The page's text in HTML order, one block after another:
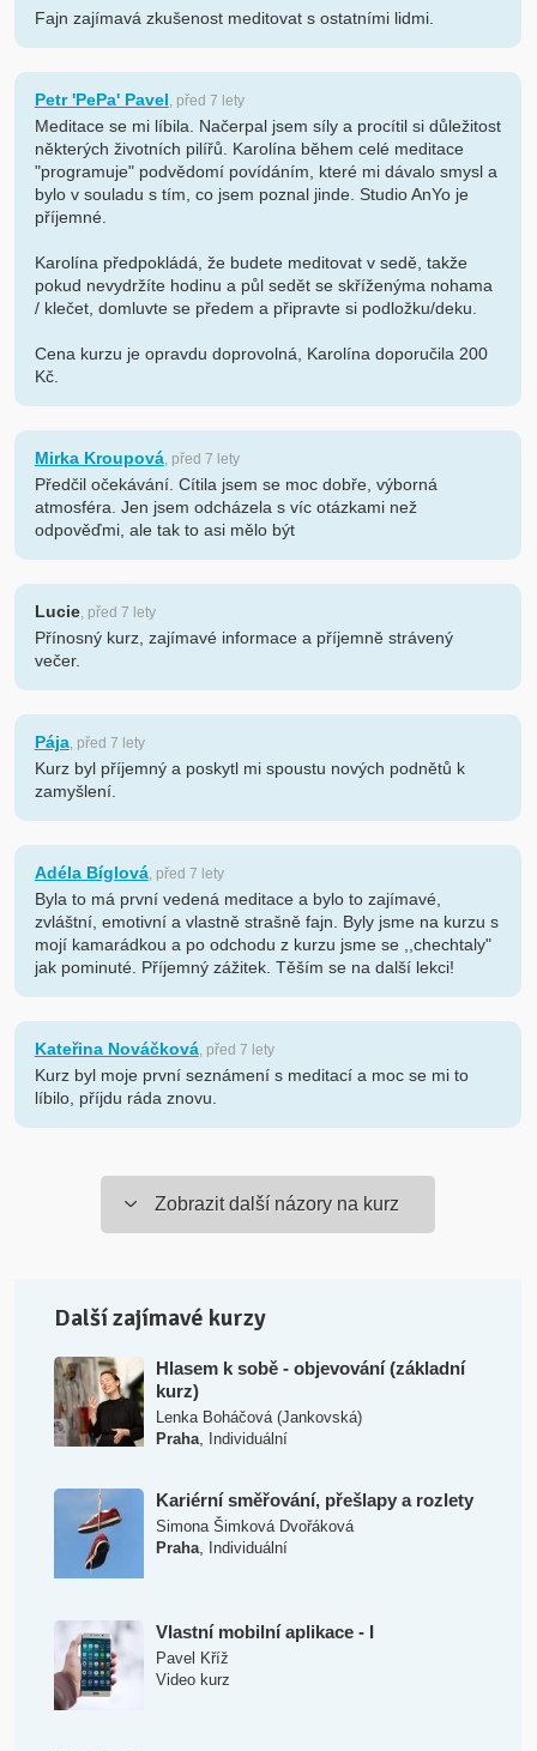
Fajn zajímavá zkušenost meditovat s ostatními lidmi.
Petr 'PePa' Pavel, před 7 lety
Meditace se mi líbila. Načerpal jsem síly a procítil si důležitost
některých životních pilířů. Karolína během celé meditace
"programuje" podvědomí povídáním, které mi dávalo smysl a
bylo v souladu s tím, co jsem poznal jinde. Studio AnYo je
příjemné.
Karolína předpokládá, že budete meditovat v sedě, takže
pokud nevydržíte hodinu a půl sedět se skříženýma nohama
/ klečet, domluvte se předem a připravte si podložku/deku.
Cena kurzu je opravdu doprovolná, Karolína doporučila 200
Kč.
Mirka Kroupová, před 7 lety
Předčil očekávání. Cítila jsem se moc dobře, výborná
atmosféra. Jen jsem odcházela s víc otázkami než
odpověďmi, ale tak to asi mělo být
Lucie, před 7 lety
Přínosný kurz, zajímavé informace a příjemně strávený
večer.
Pája, před 7 lety
Kurz byl příjemný a poskytl mi spoustu nových podnětů k
zamyšlení.
Adéla Bíglová, před 7 lety
Byla to má první vedená meditace a bylo to zajímavé,
zvláštní, emotivní a vlastně strašně fajn. Byly jsme na kurzu s
mojí kamarádkou a po odchodu z kurzu jsme se ,,chechtaly"
jak pominuté. Příjemný zážitek. Těším se na další lekci!
Kateřina Nováčková, před 7 lety
Kurz byl moje první seznámení s meditací a moc se mi to
líbilo, příjdu ráda znovu.
Zobrazit další názory na kurz
Další zajímavé kurzy
Hlasem k sobě - objevování (základní
kurz)
Lenka Boháčová (Jankovská)
Praha, Individuální
Kariérní směřování, přešlapy a rozlety
Simona Šimková Dvořáková
Praha, Individuální
Vlastní mobilní aplikace - I
Pavel Kříž
Video kurz